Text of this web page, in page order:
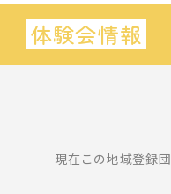
体験会情報
現在この地域登録